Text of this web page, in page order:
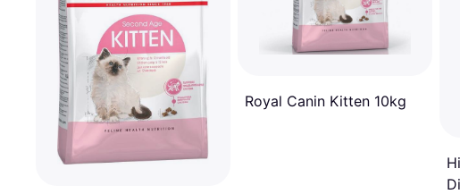
Royal Canin Kitten 10kg